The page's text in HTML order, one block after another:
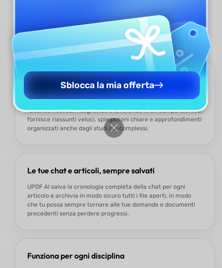
Perché usare UPDF AI per
analizzare articoli di ricerca?
Progettato per tutti i lettori di ricerca
UPDF AI è ideale per chiunque abbia bisogno di comprendere
facendo ricerca, insegnando o lavorando in un campo tecnico,
fornisce riassunti veloci, spiegazioni chiare e approfondimenti
organizzati anche dagli studi più complessi.
Le tue chat e articoli, sempre salvati
UPDF AI salva la cronologia completa della chat per ogni
articolo e archivia in modo sicuro tutti i file aperti, in modo
che tu possa sempre tornare alle tue domande e documenti
precedenti senza perdere progressi.
Funziona per ogni disciplina
Sblocca la mia offerta